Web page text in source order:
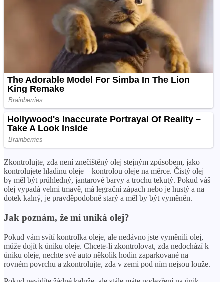
Zkontrolujte, zda není znečištěný olej stejným způsobem, jako
kontrolujete hladinu oleje – kontrolou oleje na měrce. Čistý olej
by měl být průhledný, jantarové barvy a trochu tekutý. Pokud váš
olej vypadá velmi tmavě, má legrační zápach nebo je hustý a na
dotek kalný, je pravděpodobně starý a měl by být vyměněn.
Jak poznám, že mi uniká olej?
Pokud vám svítí kontrolka oleje, ale nedávno jste vyměnili olej,
může dojít k úniku oleje. Chcete-li zkontrolovat, zda nedochází k
úniku oleje, nechte své auto několik hodin zaparkované na
rovném povrchu a zkontrolujte, zda v zemi pod ním nejsou louže.